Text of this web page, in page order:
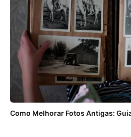
Como Melhorar Fotos Antigas: